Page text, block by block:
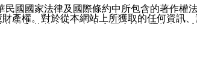
國國家法律及國際條約中所包含的著作權
產權。對於從本網站上所獲取的任何資訊